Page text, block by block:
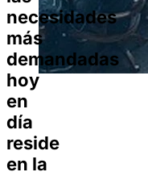
necesidades
más
demandadas
hoy
en
día
reside
en la